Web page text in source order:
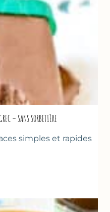
– SANS SORBETIÈRE
simples et rapides